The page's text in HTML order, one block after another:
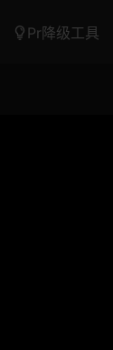
Pr降级工具